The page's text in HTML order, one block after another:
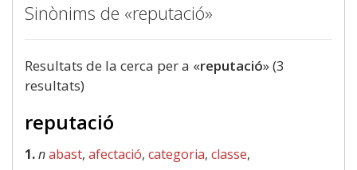
Sinònims de «reputació»
Resultats de la cerca per a «reputació» (3
resultats)
reputació
1.nabast, afectació, categoria, classe,